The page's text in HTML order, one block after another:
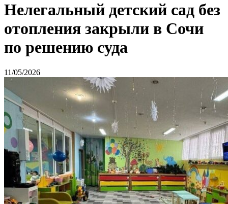
Нелегальный детский сад без
отопления закрыли в Сочи
по решению суда
11/05/2026